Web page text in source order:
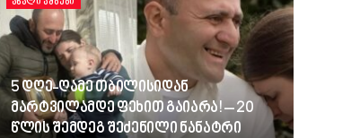
5 დღე-ღამე თბილისიდან
მარტვილამდე ფეხით გაიარა! – 20
წლის შემდეგ შეძენილი ნანატრი